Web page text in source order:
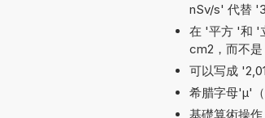
nSv/s' 代替
在 '平方 '和 '
cm2，而不是
可以写成
希腊字母'µ'
基礎算術操